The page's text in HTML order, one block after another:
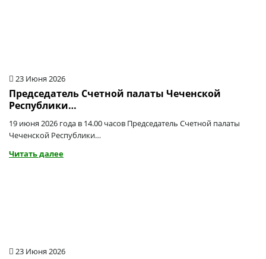
23 Июня 2026
Председатель Счетной палаты Чеченской
Республики…
19 июня 2026 года в 14.00 часов Председатель Счетной палаты
Чеченской Республики…
Читать далее
23 Июня 2026